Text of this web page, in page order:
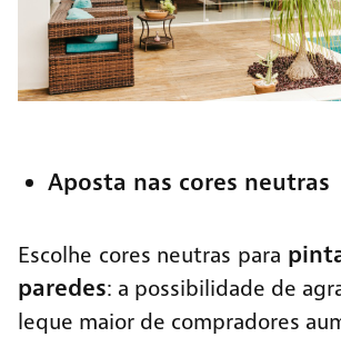
Aposta nas cores neutras
Escolhe cores neutras para
paredes: a possibilidade de
leque maior de compradores